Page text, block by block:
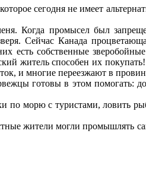
сегодня не имеет
Когда промысел был
Сейчас Канада
есть собственные
житель способен их
и многие переезжают в
готовы в этом помогать:
по морю с туристами, ловить
жители могли промышлять